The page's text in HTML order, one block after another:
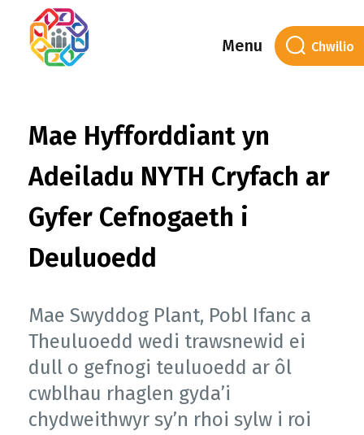
Menu
Mae Hyfforddiant yn
Adeiladu NYTH Cryfach ar
Gyfer Cefnogaeth i
Deuluoedd
Mae Swyddog Plant, Pobl Ifanc a
Theuluoedd wedi trawsnewid ei
dull o gefnogi teuluoedd ar ôl
cwblhau rhaglen gyda’i
chydweithwyr sy’n rhoi sylw i roi